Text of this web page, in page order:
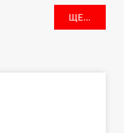
ЩЕ...